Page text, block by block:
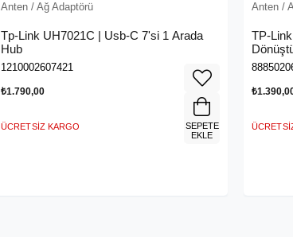
Anten / Ağ Adaptörü
Tp-Link UH7021C | Usb-C 7'si 1 Arada
Hub
1210002607421
₺1.790,00
ÜCRETSIZ KARGO
SEPETE
EKLE
Anten /
TP-